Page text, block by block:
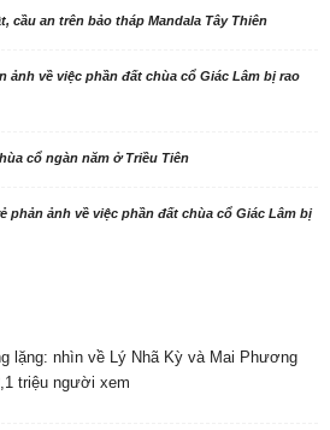
cầu an trên bảo tháp Mandala Tây Thiên
ảnh về việc phần đất chùa cổ Giác Lâm bị rao
cổ ngàn năm ở Triều Tiên
phản ảnh về việc phần đất chùa cổ Giác Lâm bị
lặng: nhìn về Lý Nhã Kỳ và Mai Phương
triệu người xem